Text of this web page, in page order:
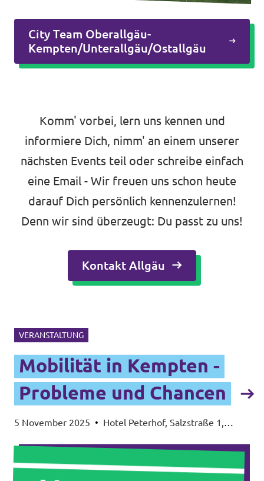
City Team Oberallgäu-
Kempten/Unterallgäu/Ostallgäu
Komm' vorbei, lern uns kennen und
informiere Dich, nimm' an einem unserer
nächsten Events teil oder schreibe einfach
eine Email - Wir freuen uns schon heute
darauf Dich persönlich kennenzulernen!
Denn wir sind überzeugt: Du passt zu uns!
Kontakt Allgäu
VERANSTALTUNG
Mobilität in Kempten -
Probleme und Chancen
5 November 2025 • Hotel Peterhof, Salzstraße 1,